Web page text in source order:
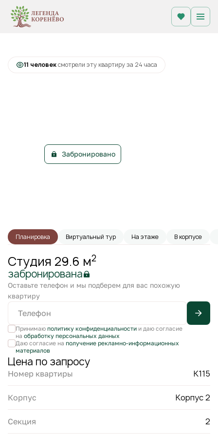
Студия29.6 м2 Цена по запросу
11 человексмотрели эту квартиру за 24 часа
Забронировано
Планировка Виртуальный тур На этаже В корпусе
Студия 29.6 м2
забронирована
Оставьте телефон и мы подберем для вас похожую
квартиру
Принимаю политику конфиденциальностии даю согласие
на обработку персональных данных
Даю согласие на получение рекламно-информационных
материалов
Цена по запросу
Номер квартиры К115
Корпус Корпус 2
Секция 2